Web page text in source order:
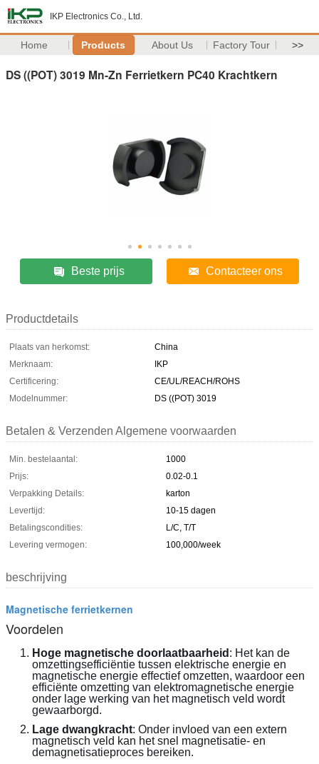
IKP Electronics Co., Ltd.
Home Products About Us Factory Tour >>
DS ((POT) 3019 Mn-Zn Ferrietkern PC40 Krachtkern
Beste prijs Contacteer ons
Productdetails
Plaats van herkomst:
China
Merknaam:
IKP
Certificering:
CE/UL/REACH/ROHS
Modelnummer:
DS ((POT) 3019
Betalen & Verzenden Algemene voorwaarden
Min. bestelaantal:
1000
Prijs:
0.02-0.1
Verpakking Details:
karton
Levertijd:
10-15 dagen
Betalingscondities:
L/C, T/T
Levering vermogen:
100,000/week
beschrijving
Magnetische ferrietkernen
Voordelen
Hoge magnetische doorlaatbaarheid : Het kan de
omzettingsefficiëntie tussen elektrische energie en
magnetische energie effectief omzetten, waardoor een
efficiënte omzetting van elektromagnetische energie
onder lage werking van het magnetisch veld wordt
gewaarborgd.
Lage dwangkracht: Onder invloed van een extern
magnetisch veld kan het snel magnetisatie- en
demagnetisatieproces bereiken.